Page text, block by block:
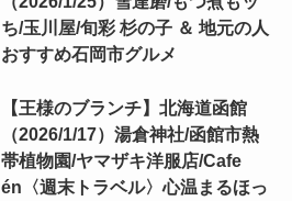
ち/玉川屋/旬彩 杉の子 ＆ 地元の人
おすすめ石岡市グルメ
【王様のブランチ】北海道函館
（2026/1/17）湯倉神社/函館市熱
帯植物園/ヤマザキ洋服店/Cafe
én〈週末トラベル〉心温まるほっ